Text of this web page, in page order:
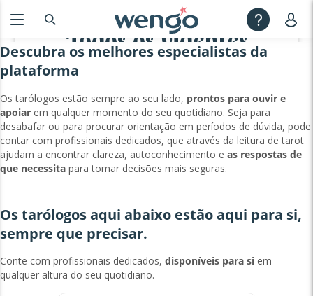
Todos os videntes
Descubra os melhores especialistas da
plataforma
Os tarólogos estão sempre ao seu lado, prontos para ouvir e
apoiar em qualquer momento do seu quotidiano. Seja para
desabafar ou para procurar orientação em períodos de dúvida, pode
contar com profissionais dedicados, que através da leitura de tarot
ajudam a encontrar clareza, autoconhecimento e as respostas de
que necessita para tomar decisões mais seguras.
Os tarólogos aqui abaixo estão aqui para si,
sempre que precisar.
Conte com profissionais dedicados, disponíveis para si em
qualquer altura do seu quotidiano.